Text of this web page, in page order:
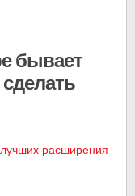
бывает
расширения